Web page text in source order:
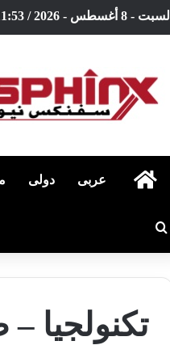
السبت - 8 أغسطس - 2026 / 11:53 صباحًا
الرئيسية
عربى دولى
تكنولجيا